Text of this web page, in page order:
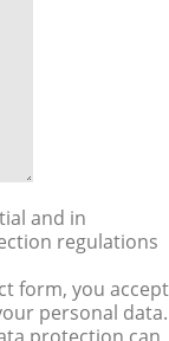
and in
regulations
form, you accept
personal data.
protection can